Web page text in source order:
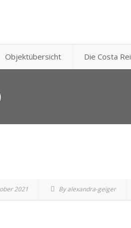
Objektübersicht Die Costa Rei
2021 By alexandra-geiger